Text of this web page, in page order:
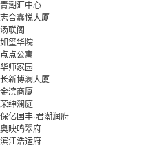
青潮汇中心
志合鑫悦大厦
汤联阁
如玺华院
点点公寓
华师家园
长新博澜大厦
金滨商厦
荣绅澜庭
保亿国丰·君潮润府
奥映鸣翠府
滨江浩运府